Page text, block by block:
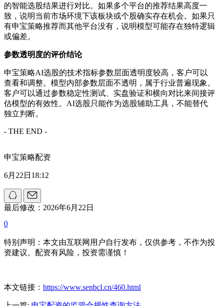
的智能选股结果进行对比。如果多个平台的推荐结果高度一
致，说明当前市场环境下该板块或个股确实存在机会。如果只
有申宝策略推荐而其他平台没有，说明模型可能存在独特逻辑
或偏差。
参数透明度的评价结论
申宝策略AI选股的技术指标参数层面透明度较高，客户可以
查看和调整。模型内部参数层面不透明，属于行业普遍现象。
客户可以通过参数稳定性测试、实盘验证和横向对比来间接评
估模型的有效性。AI选股只能作为选股辅助工具，不能替代
独立判断。
- THE END -
申宝策略配资
6月22日18:12
最后修改：2026年6月22日
0
特别声明：本文由互联网用户自行发布，仅供参考，不作为投
资建议。配资有风险，投资需谨慎！
本文链接： https://www.senbcl.cn/460.html